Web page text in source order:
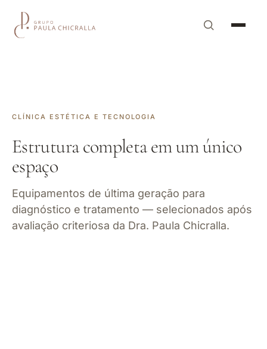
CLÍNICA ESTÉTICA E TECNOLOGIA
Estrutura completa em um único
espaço
Equipamentos de última geração para
diagnóstico e tratamento — selecionados após
avaliação criteriosa da Dra. Paula Chicralla.